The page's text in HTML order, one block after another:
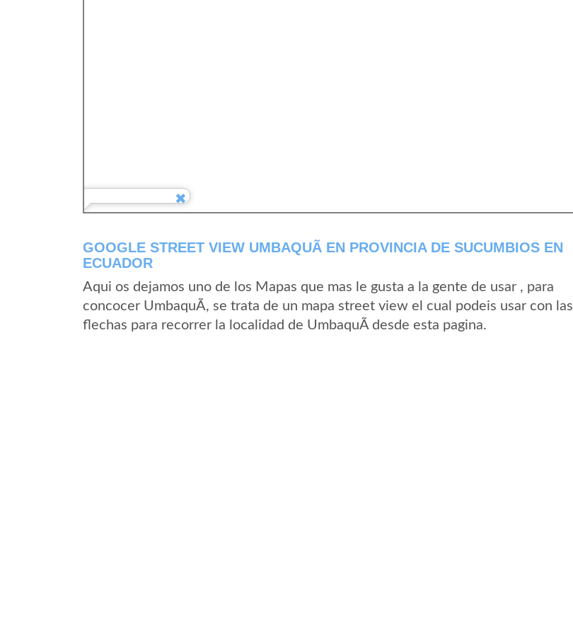
GOOGLE STREET VIEW UMBAQUÃ­ EN PROVINCIA DE SUCUMBIOS EN
ECUADOR
Aqui os dejamos uno de los Mapas que mas le gusta a la gente de usar , para
concocer UmbaquÃ­, se trata de un mapa street view el cual podeis usar con las
flechas para recorrer la localidad de UmbaquÃ­ desde esta pagina.